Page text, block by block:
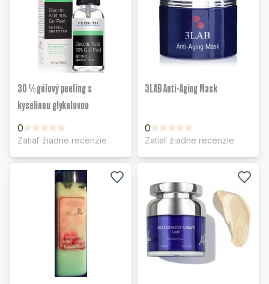
30 % gélový peeling s
kyselinou glykolovou
0
Zatiaľ žiadne recenzie
3LAB Anti-Aging Mask
0
Zatiaľ žiadne recenzie